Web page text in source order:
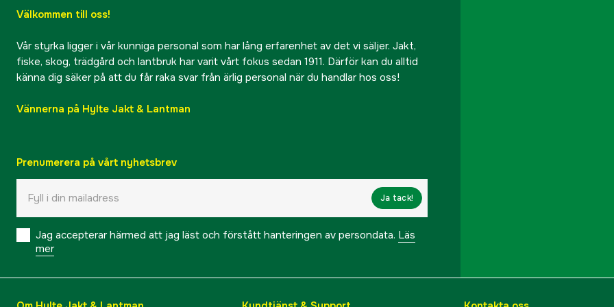
Välkommen till oss!
Vår styrka ligger i vår kunniga personal som har lång erfarenhet av det vi säljer. Jakt,
fiske, skog, trädgård och lantbruk har varit vårt fokus sedan 1911. Därför kan du alltid
känna dig säker på att du får raka svar från ärlig personal när du handlar hos oss!
Vännerna på Hylte Jakt & Lantman
Prenumerera på vårt nyhetsbrev
Ja tack!
Jag accepterar härmed att jag läst och förstått hanteringen av persondata. Läs
mer